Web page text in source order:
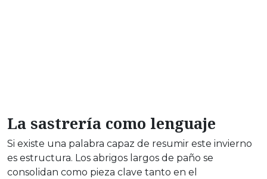
La sastrería como lenguaje
Si existe una palabra capaz de resumir este invierno
es estructura. Los abrigos largos de paño se
consolidan como pieza clave tanto en el